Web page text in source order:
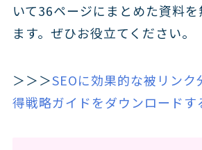
いて36ページにまとめた資料
ます。ぜひお役立てください。
＞＞＞SEOに効果的な被リン
得戦略ガイドをダウンロードす